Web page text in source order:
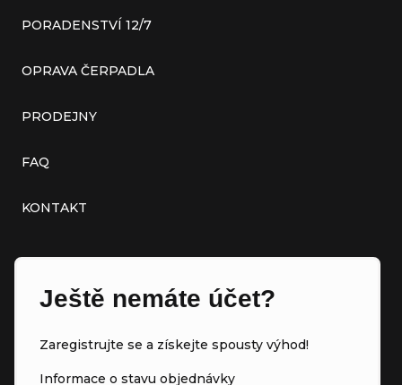
PORADENSTVÍ 12/7
OPRAVA ČERPADLA
PRODEJNY
FAQ
KONTAKT
Ještě nemáte účet?
Zaregistrujte se a získejte spousty výhod!
Informace o stavu objednávky